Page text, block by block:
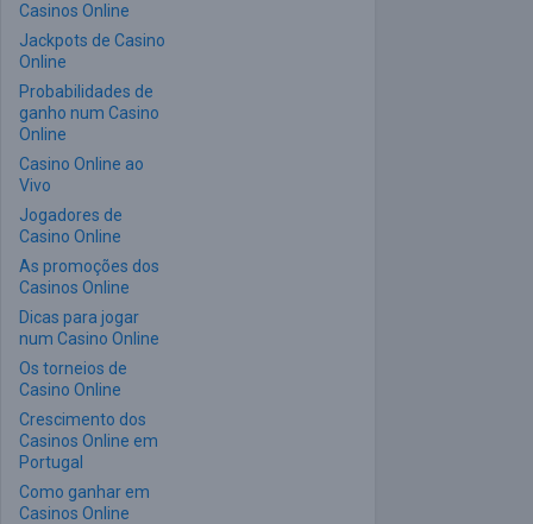
Casinos Online
Jackpots de Casino
Online
Probabilidades de
ganho num Casino
Online
Casino Online ao
Vivo
Jogadores de
Casino Online
As promoções dos
Casinos Online
Dicas para jogar
num Casino Online
Os torneios de
Casino Online
Crescimento dos
Casinos Online em
Portugal
Como ganhar em
Casinos Online